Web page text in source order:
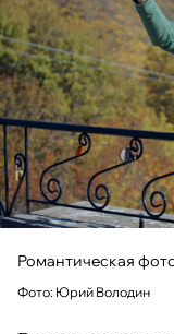
Романтическая
Фото: Юрий Володин